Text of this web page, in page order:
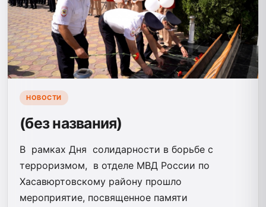
НОВОСТИ
(без названия)
В рамках Дня солидарности в борьбе с
терроризмом, в отделе МВД России по
Хасавюртовскому району прошло
мероприятие, посвященное памяти